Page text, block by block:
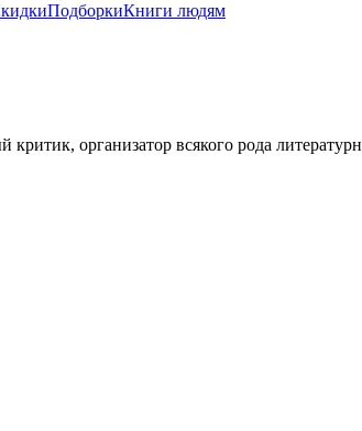
ПодборкиКниги людям
организатор всякого рода